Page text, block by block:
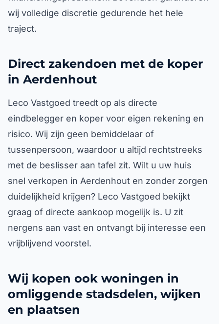
wij volledige discretie gedurende het hele
traject.
Direct zakendoen met de koper
in Aerdenhout
Leco Vastgoed treedt op als directe
eindbelegger en koper voor eigen rekening en
risico. Wij zijn geen bemiddelaar of
tussenpersoon, waardoor u altijd rechtstreeks
met de beslisser aan tafel zit. Wilt u uw huis
snel verkopen in Aerdenhout en zonder zorgen
duidelijkheid krijgen? Leco Vastgoed bekijkt
graag of directe aankoop mogelijk is. U zit
nergens aan vast en ontvangt bij interesse een
vrijblijvend voorstel.
Wij kopen ook woningen in
omliggende stadsdelen, wijken
en plaatsen